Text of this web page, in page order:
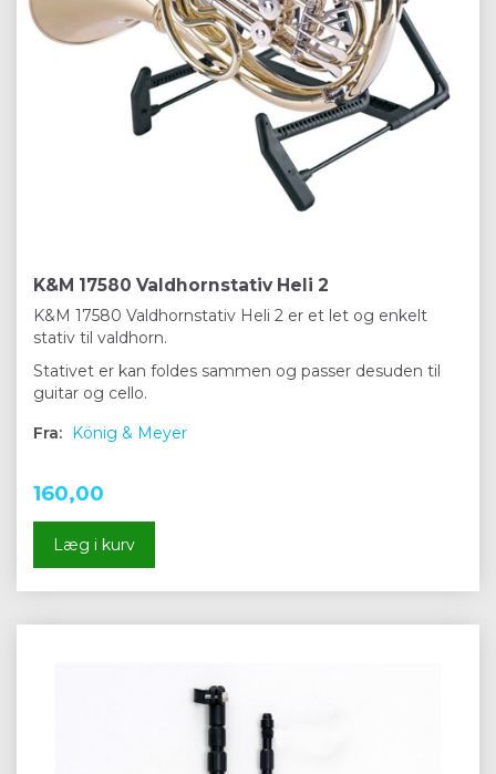
K&M 17580 Valdhornstativ Heli 2
K&M 17580 Valdhornstativ Heli 2 er et let og enkelt
stativ til valdhorn.
Stativet er kan foldes sammen og passer desuden til
guitar og cello.
Fra: König & Meyer
160,00
Læg i kurv